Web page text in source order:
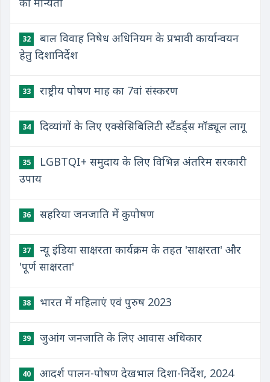
32
बाल विवाह निषेध अधिनियम के प्रभावी कार्यान्वयन
हेतु दिशानिर्देश
33 राष्ट्रीय पोषण माह का 7वां संस्करण
34 दिव्यांगों के लिए एक्सेसिबिलिटी स्टैंडर्ड्स मॉड्यूल लागू
35
LGBTQI+ समुदाय के लिए विभिन्न अंतरिम सरकारी
उपाय
36 सहरिया जनजाति में कुपोषण
37
​न्यू इंडिया साक्षरता कार्यक्रम के तहत 'साक्षरता' और
'पूर्ण साक्षरता'
38 ​भारत में महिलाएं एवं पुरुष 2023
39 ​जुआंग जनजाति के लिए आवास अधिकार
40 ​आदर्श पालन-पोषण देखभाल दिशा-निर्देश, 2024